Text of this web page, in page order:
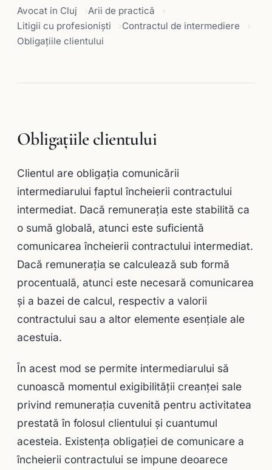
Avocat in Cluj
Arii de practică
Litigii cu profesioniști
Contractul de intermediere
Obligaţiile clientului
Obligaţiile clientului
Clientul are obligația comunicării
intermediarului faptul încheierii contractului
intermediat. Dacă remuneraţia este stabilită ca
o sumă globală, atunci este suficientă
comunicarea încheierii contractului intermediat.
Dacă remuneraţia se calculează sub formă
procentuală, atunci este necesară comunicarea
şi a bazei de calcul, respectiv a valorii
contractului sau a altor elemente esenţiale ale
acestuia.
În acest mod se permite intermediarului să
cunoască momentul exigibilităţii creanţei sale
privind remuneraţia cuvenită pentru activitatea
prestată în folosul clientului şi cuantumul
acesteia. Existenţa obligaţiei de comunicare a
încheierii contractului se impune deoarece